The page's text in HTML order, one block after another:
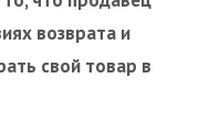
возврата и
свой товар в